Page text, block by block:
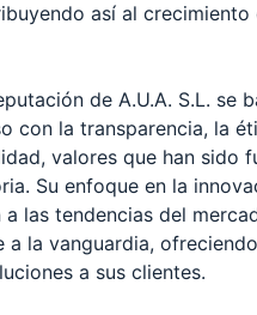
así al crecimiento
de A.U.A. S.L. se
con la transparencia, la
valores que han sido
Su enfoque en la
las tendencias del
a la vanguardia,
a sus clientes.